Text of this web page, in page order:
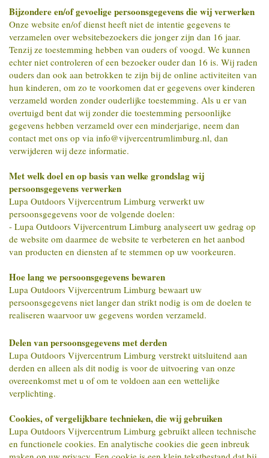
Bijzondere en/of gevoelige persoonsgegevens die wij verwerken
Onze website en/of dienst heeft niet de intentie gegevens te
verzamelen over websitebezoekers die jonger zijn dan 16 jaar.
Tenzij ze toestemming hebben van ouders of voogd. We kunnen
echter niet controleren of een bezoeker ouder dan 16 is. Wij raden
ouders dan ook aan betrokken te zijn bij de online activiteiten van
hun kinderen, om zo te voorkomen dat er gegevens over kinderen
verzameld worden zonder ouderlijke toestemming. Als u er van
overtuigd bent dat wij zonder die toestemming persoonlijke
gegevens hebben verzameld over een minderjarige, neem dan
contact met ons op via info@vijvercentrumlimburg.nl, dan
verwijderen wij deze informatie.
Met welk doel en op basis van welke grondslag wij
persoonsgegevens verwerken
Lupa Outdoors Vijvercentrum Limburg verwerkt uw
persoonsgegevens voor de volgende doelen:
- Lupa Outdoors Vijvercentrum Limburg analyseert uw gedrag op
de website om daarmee de website te verbeteren en het aanbod
van producten en diensten af te stemmen op uw voorkeuren.
Hoe lang we persoonsgegevens bewaren
Lupa Outdoors Vijvercentrum Limburg bewaart uw
persoonsgegevens niet langer dan strikt nodig is om de doelen te
realiseren waarvoor uw gegevens worden verzameld.
Delen van persoonsgegevens met derden
Lupa Outdoors Vijvercentrum Limburg verstrekt uitsluitend aan
derden en alleen als dit nodig is voor de uitvoering van onze
overeenkomst met u of om te voldoen aan een wettelijke
verplichting.
Cookies, of vergelijkbare technieken, die wij gebruiken
Lupa Outdoors Vijvercentrum Limburg gebruikt alleen technische
en functionele cookies. En analytische cookies die geen inbreuk